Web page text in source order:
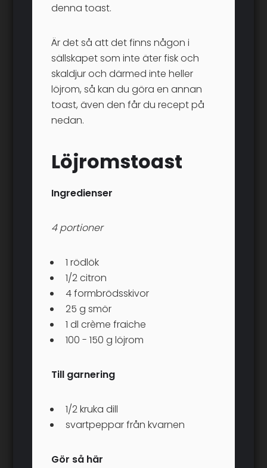
denna toast.
Är det så att det finns någon i
sällskapet som inte äter fisk och
skaldjur och därmed inte heller
löjrom, så kan du göra en annan
toast, även den får du recept på
nedan.
Löjromstoast
Ingredienser
4 portioner
1 rödlök
1/2 citron
4 formbrödsskivor
25 g smör
1 dl crème fraiche
100 - 150 g löjrom
Till garnering
1/2 kruka dill
svartpeppar från kvarnen
Gör så här